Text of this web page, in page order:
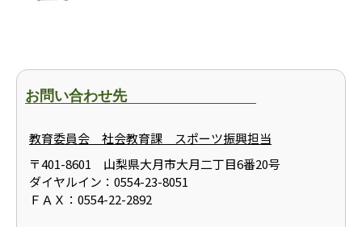
お問い合わせ先
教育委員会 社会教育課 スポーツ振興担当
〒401-8601 山梨県大月市大月二丁目6番20号
ダイヤルイン：0554-23-8051
ＦＡＸ：0554-22-2892